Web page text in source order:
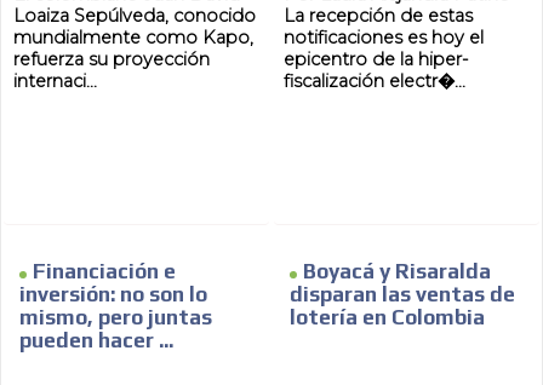
Loaiza Sepúlveda, conocido
mundialmente como Kapo,
refuerza su proyección
internaci...
La recepción de estas
notificaciones es hoy el
epicentro de la hiper-
fiscalización electr�...
Financiación e
inversión: no son lo
mismo, pero juntas
pueden hacer ...
Boyacá y Risaralda
disparan las ventas de
lotería en Colombia